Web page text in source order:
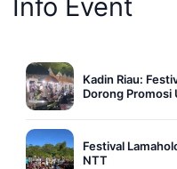
Info Event
Kadin Riau:
Dorong Promosi
Festival
NTT